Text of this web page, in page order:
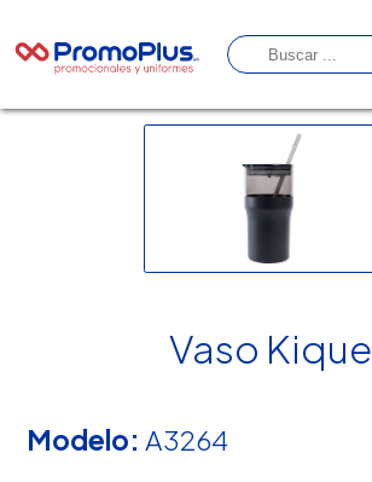
Vaso Kique
Modelo: A3264